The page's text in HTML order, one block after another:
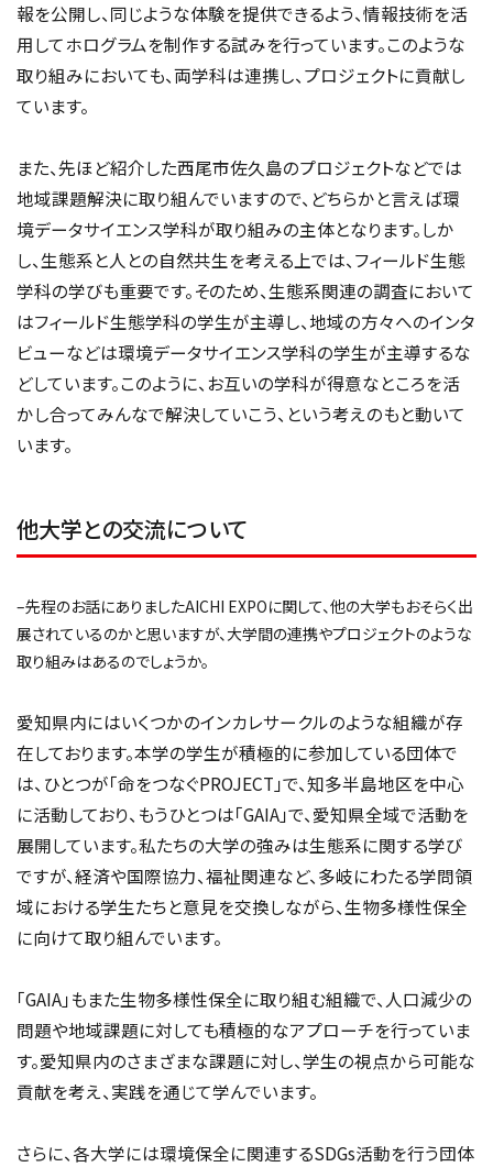
報を公開し、同じような体験を提供できるよう、情報技術を活
用してホログラムを制作する試みを行っています。このような
取り組みにおいても、両学科は連携し、プロジェクトに貢献し
ています。
また、先ほど紹介した西尾市佐久島のプロジェクトなどでは
地域課題解決に取り組んでいますので、どちらかと言えば環
境データサイエンス学科が取り組みの主体となります。しか
し、生態系と人との自然共生を考える上では、フィールド生態
学科の学びも重要です。そのため、生態系関連の調査において
はフィールド生態学科の学生が主導し、地域の方々へのインタ
ビューなどは環境データサイエンス学科の学生が主導するな
どしています。このように、お互いの学科が得意なところを活
かし合ってみんなで解決していこう、という考えのもと動いて
います。
他大学との交流について
–先程のお話にありましたAICHI EXPOに関して、他の大学もおそらく出
展されているのかと思いますが、大学間の連携やプロジェクトのような
取り組みはあるのでしょうか。
愛知県内にはいくつかのインカレサークルのような組織が存
在しております。本学の学生が積極的に参加している団体で
は、ひとつが「命をつなぐPROJECT」で、知多半島地区を中心
に活動しており、もうひとつは「GAIA」で、愛知県全域で活動を
展開しています。私たちの大学の強みは生態系に関する学び
ですが、経済や国際協力、福祉関連など、多岐にわたる学問領
域における学生たちと意見を交換しながら、生物多様性保全
に向けて取り組んでいます。
「GAIA」もまた生物多様性保全に取り組む組織で、人口減少の
問題や地域課題に対しても積極的なアプローチを行っていま
す。愛知県内のさまざまな課題に対し、学生の視点から可能な
貢献を考え、実践を通じて学んでいます。
さらに、各大学には環境保全に関連するSDGs活動を行う団体